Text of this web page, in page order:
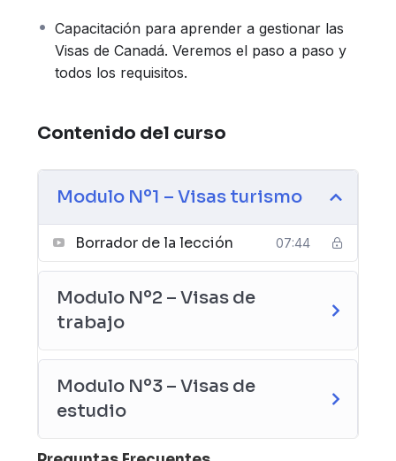
Capacitación para aprender a gestionar las
Visas de Canadá. Veremos el paso a paso y
todos los requisitos.
Contenido del curso
Modulo Nº1 – Visas turismo
Borrador de la lección 07:44
Modulo Nº2 – Visas de
trabajo
Modulo Nº3 – Visas de
estudio